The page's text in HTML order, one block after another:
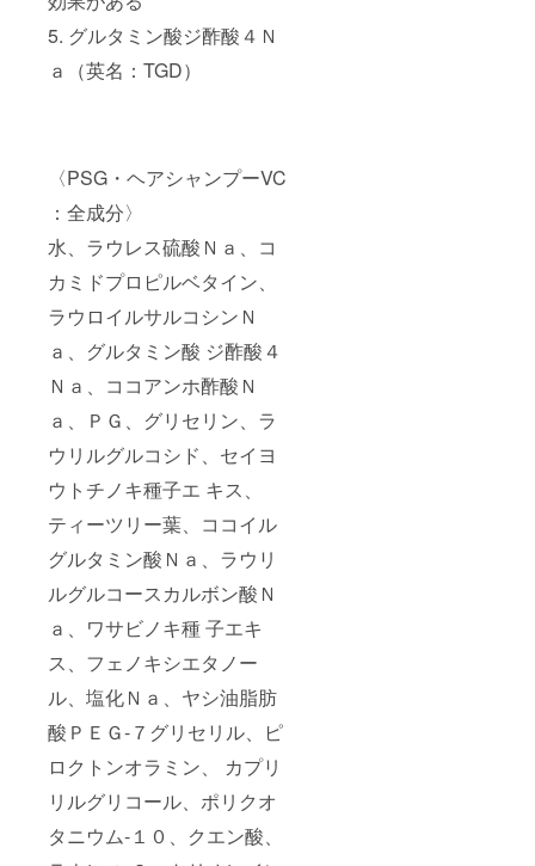
5. グルタミン酸ジ酢酸４Ｎ
ａ（英名：TGD）
〈PSG・ヘアシャンプーVC
：全成分〉
⽔、ラウレス硫酸Ｎａ、コ
カミドプロピルベタイン、
ラウロイルサルコシンＮ
ａ、グルタミン酸 ジ酢酸４
Ｎａ、ココアンホ酢酸Ｎ
ａ、ＰＧ、グリセリン、ラ
ウリルグルコシド、セイヨ
ウトチノキ種⼦エ キス、
ティーツリー葉、ココイル
グルタミン酸Ｎａ、ラウリ
ルグルコースカルボン酸Ｎ
ａ、ワサビノキ種 ⼦エキ
ス、フェノキシエタノー
ル、塩化Ｎａ、ヤシ油脂肪
酸ＰＥＧ-７グリセリル、ピ
ロクトンオラミン、 カプリ
リルグリコール、ポリクオ
タニウム-１０、クエン酸、